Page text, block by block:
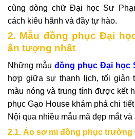
cùng dòng chữ Đại học Sư
cách kiêu hãnh và đầy tự hào.
2. Mẫu đồng phục Đại
ấn tượng nhất
Những mẫu đồng phục Đại học
hợp giữa sự thanh lịch, tối giản
màu nóng và trung tính được kết
phục Gạo House khám phá chi
Nội qua nhiều mẫu mã đẹp mắt
2.1. Áo sơ mi đồng phục